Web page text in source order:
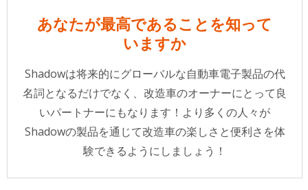
あなたが最高であることを知って
いますか
Shadowは将来的にグローバルな自動車電子製品の代
名詞となるだけでなく、改造車のオーナーにとって良
いパートナーにもなります！より多くの人々が
Shadowの製品を通じて改造車の楽しさと便利さを体
験できるようにしましょう！